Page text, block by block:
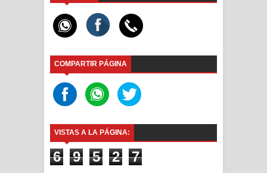
COMPARTIR PÁGINA
VISTAS A LA PÁGINA:
6 9 5 2 7